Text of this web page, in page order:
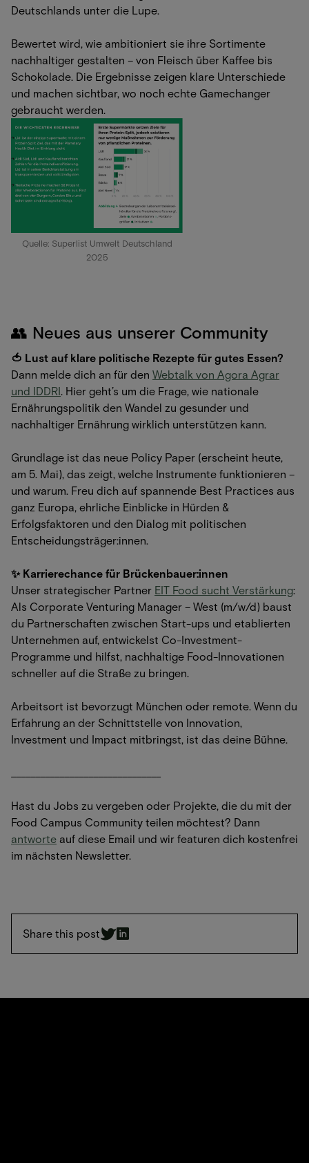
Deutschlands unter die Lupe.
Bewertet wird, wie ambitioniert sie ihre Sortimente
nachhaltiger gestalten – von Fleisch über Kaffee bis
Schokolade. Die Ergebnisse zeigen klare Unterschiede
und machen sichtbar, wo noch echte Gamechanger
gebraucht werden.
Quelle: Superlist Umwelt Deutschland
2025
👥 Neues aus unserer Community
🍅 Lust auf klare politische Rezepte für gutes Essen?
Dann melde dich an für den Webtalk von Agora Agrar
und IDDRI. Hier geht’s um die Frage, wie nationale
Ernährungspolitik den Wandel zu gesunder und
nachhaltiger Ernährung wirklich unterstützen kann.
Grundlage ist das neue Policy Paper (erscheint heute,
am 5. Mai), das zeigt, welche Instrumente funktionieren –
und warum. Freu dich auf spannende Best Practices aus
ganz Europa, ehrliche Einblicke in Hürden &
Erfolgsfaktoren und den Dialog mit politischen
Entscheidungsträger:innen.
✨ Karrierechance für Brückenbauer:innen
Unser strategischer Partner EIT Food sucht Verstärkung:
Als Corporate Venturing Manager – West (m/w/d) baust
du Partnerschaften zwischen Start-ups und etablierten
Unternehmen auf, entwickelst Co-Investment-
Programme und hilfst, nachhaltige Food-Innovationen
schneller auf die Straße zu bringen.
Arbeitsort ist bevorzugt München oder remote. Wenn du
Erfahrung an der Schnittstelle von Innovation,
Investment und Impact mitbringst, ist das deine Bühne.
Hast du Jobs zu vergeben oder Projekte, die du mit der
Food Campus Community teilen möchtest? Dann
antworte auf diese Email und wir featuren dich kostenfrei
im nächsten Newsletter.
Share this post